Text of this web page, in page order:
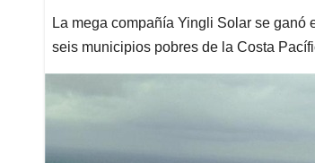
La mega compañía Yingli Solar se
seis municipios pobres de la Costa